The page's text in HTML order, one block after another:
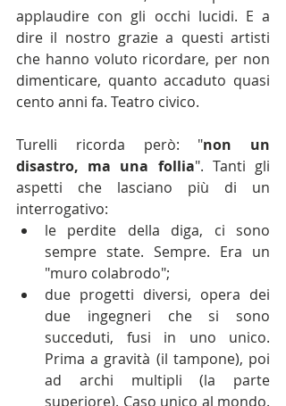
applaudire con gli occhi lucidi. E a
dire il nostro grazie a questi artisti
che hanno voluto ricordare, per non
dimenticare, quanto accaduto quasi
cento anni fa. Teatro civico.
Turelli ricorda però: "non un
disastro, ma una follia". Tanti gli
aspetti che lasciano più di un
interrogativo:
le perdite della diga, ci sono
sempre state. Sempre. Era un
"muro colabrodo";
due progetti diversi, opera dei
due ingegneri che si sono
succeduti, fusi in uno unico.
Prima a gravità (il tampone), poi
ad archi multipli (la parte
superiore). Caso unico al mondo.